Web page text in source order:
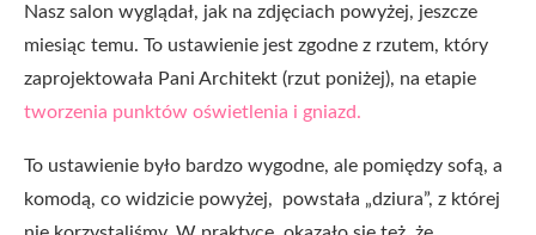
Nasz salon wyglądał, jak na zdjęciach powyżej, jeszcze
miesiąc temu. To ustawienie jest zgodne z rzutem, który
zaprojektowała Pani Architekt (rzut poniżej), na etapie
tworzenia punktów oświetlenia i gniazd.
To ustawienie było bardzo wygodne, ale pomiędzy sofą, a
komodą, co widzicie powyżej, powstała „dziura”, z której